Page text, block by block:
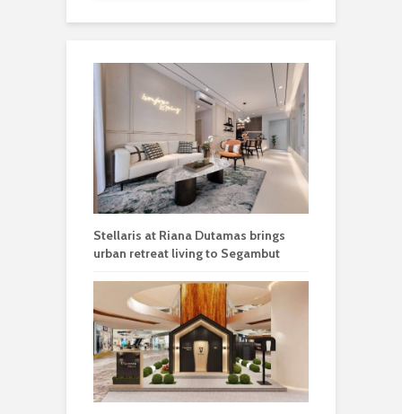
Stellaris at Riana Dutamas brings
urban retreat living to Segambut